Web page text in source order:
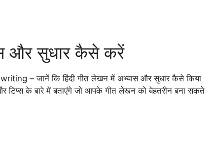
और सुधार कैसे करें
– जानें कि हिंदी गीत लेखन में अभ्यास और सुधार कैसे किया
टिप्स के बारे में बताएंगे जो आपके गीत लेखन को बेहतरीन बना सकते